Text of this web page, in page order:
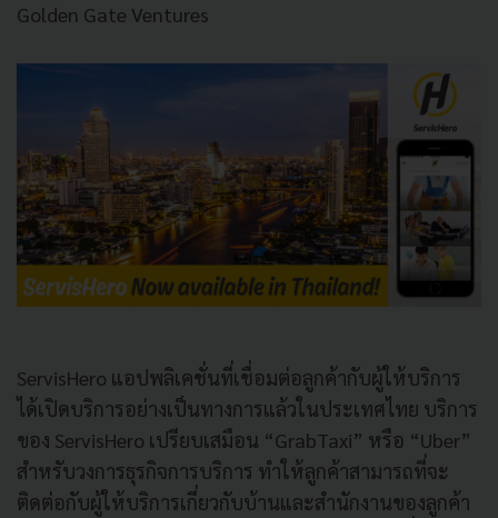
Golden Gate Ventures
ServisHero แอปพลิเคชั่นที่เชื่อมต่อลูกค้ากับผู้ให้บริการ
ได้เปิดบริการอย่างเป็นทางการแล้วในประเทศไทย บริการ
ของ ServisHero เปรียบเสมือน “GrabTaxi” หรือ “Uber”
สำหรับวงการธุรกิจการบริการ ทำให้ลูกค้าสามารถที่จะ
ติดต่อกับผู้ให้บริการเกี่ยวกับบ้านและสำนักงานของลูกค้า